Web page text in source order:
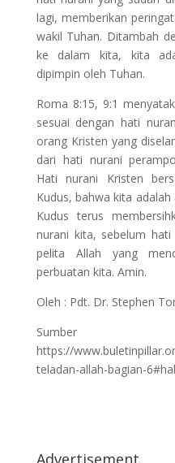
lagi, memberikan
wakil Tuhan. Ditambah
ke dalam kita, kita
dipimpin oleh Tuhan.
Roma 8:15, 9:1
sesuai dengan hati
orang Kristen yang
dari hati nurani
Hati nurani Kristen
Kudus, bahwa kita
Kudus terus
nurani kita, sebelum
pelita Allah yang
perbuatan kita. Amin.
Oleh : Pdt. Dr. Stephen
https://
teladan-allah-bagian-